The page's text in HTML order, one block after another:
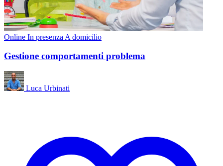
Online In presenza A domicilio
Gestione comportamenti problema
Luca Urbinati